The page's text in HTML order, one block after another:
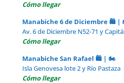
Cómo llegar
Manabiche 6 de Diciembre 🛍️
Av. 6 de Diciembre N52-71 y
Cómo llegar
Manabiche San Rafael 🛍️ | 🏍️
Isla Genovesa lote 2 y Río Pastaza
Cómo llegar